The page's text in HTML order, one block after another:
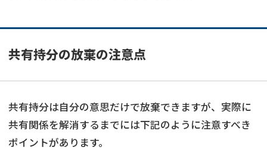
共有持分の放棄の注意点
共有持分は自分の意思だけで放棄できますが、実際に
共有関係を解消するまでには下記のように注意すべき
ポイントがあります。